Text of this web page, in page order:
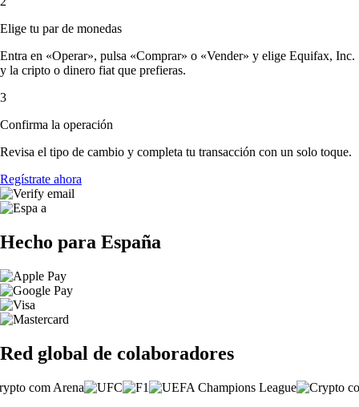
Elige tu par de monedas
Entra en «Operar», pulsa «Comprar» o «Vender» y elige Equifax, Inc.
y la cripto o dinero fiat que prefieras.
3
Confirma la operación
Revisa el tipo de cambio y completa tu transacción con un solo toque.
Regístrate ahora
Hecho para España
Red global de colaboradores